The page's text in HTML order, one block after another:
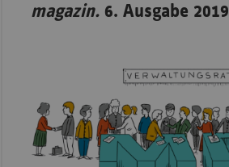
magazin. 6. Ausgabe 2019